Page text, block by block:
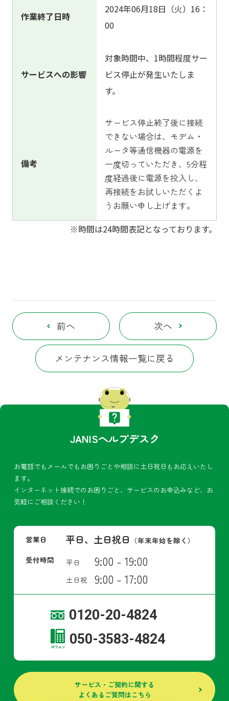
作業終了日時
2024年06月18日（火）16：
00
サービスへの影響
対象時間中、1時間程度サー
ビス停止が発生いたしま
す。
備考
サービス停止終了後に接続
できない場合は、モデム・
ルータ等通信機器の電源を
一度切っていただき、5分程
度経過後に電源を投入し、
再接続をお試しいただくよ
うお願い申し上げます。
※時間は24時間表記となっております。
前へ
メンテナンス情報一覧に戻る
次へ
JANISヘルプデスク
お電話でもメールでもお困りごとや相談に土日祝日もお応えいたし
ます。
インターネット接続でのお困りごと、サービスのお申込みなど、お
気軽にご相談ください！
営業日 平日、土日祝日 （年末年始を除く）
受付時間
平日 9:00 - 19:00
土日祝 9:00 - 17:00
0120-20-4824
050-3583-4824
サービス・ご契約に関する
よくあるご質問はこちら